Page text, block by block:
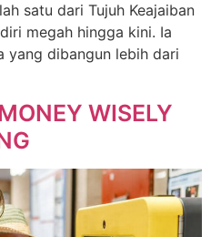
satu dari Tujuh Keajaiban
megah hingga kini. Ia
yang dibangun lebih dari
WISELY